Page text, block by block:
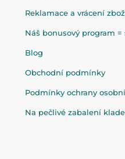
Reklamace a vrácení
Náš bonusový program
Blog
Obchodní podmínky
Podmínky ochrany
Na pečlivé zabalení